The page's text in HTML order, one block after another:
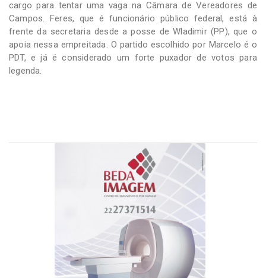
cargo para tentar uma vaga na Câmara de Vereadores de
Campos. Feres, que é funcionário público federal, está à
frente da secretaria desde a posse de Wladimir (PP), que o
apoia nessa empreitada. O partido escolhido por Marcelo é o
PDT, e já é considerado um forte puxador de votos para
legenda.